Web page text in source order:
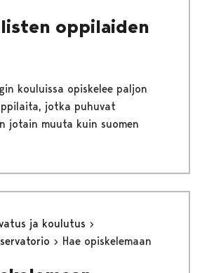
oppilaiden
kouluissa opiskelee paljon
jotka puhuvat
jotain muuta kuin suomen
ja koulutus
Hae opiskelemaan